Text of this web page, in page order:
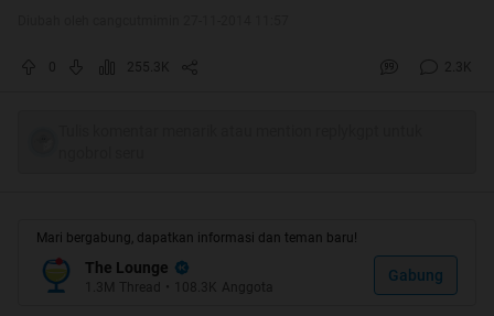
Yang mau ngebata
gua monggo, yang
mau ngasih gua cendol juga silahkan.
0 255.3K 2.3K
Mari bergabung, dapatkan informasi dan teman baru!
The Lounge
1.3M Thread • 108.3K Anggota
Gabung